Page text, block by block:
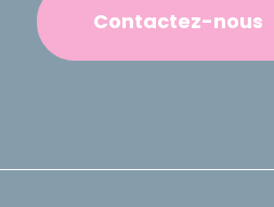
Contactez-nous